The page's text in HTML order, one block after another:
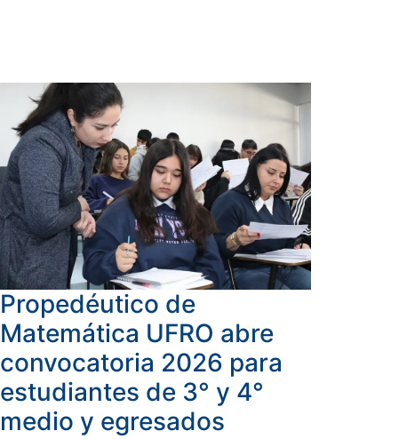
Propedéutico de
Matemática UFRO abre
convocatoria 2026 para
estudiantes de 3° y 4°
medio y egresados